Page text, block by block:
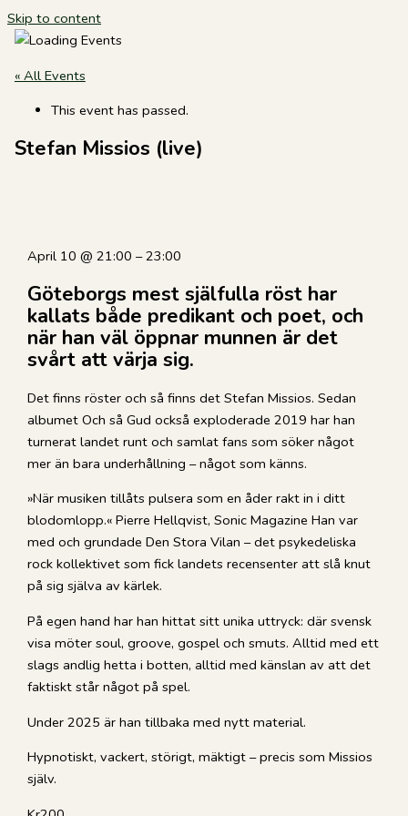
Skip to content
« All Events
This event has passed.
Stefan Missios (live)
April 10@21:00–23:00
Göteborgs mest själfulla röst har
kallats både predikant och poet, och
när han väl öppnar munnen är det
svårt att värja sig.
Det finns röster och så finns det Stefan Missios. Sedan
albumet Och så Gud också exploderade 2019 har han
turnerat landet runt och samlat fans som söker något
mer än bara underhållning – något som känns.
»När musiken tillåts pulsera som en åder rakt in i ditt
blodomlopp.« Pierre Hellqvist, Sonic Magazine Han var
med och grundade Den Stora Vilan – det psykedeliska
rock kollektivet som fick landets recensenter att slå knut
på sig själva av kärlek.
På egen hand har han hittat sitt unika uttryck: där svensk
visa möter soul, groove, gospel och smuts. Alltid med ett
slags andlig hetta i botten, alltid med känslan av att det
faktiskt står något på spel.
Under 2025 är han tillbaka med nytt material.
Hypnotiskt, vackert, störigt, mäktigt – precis som Missios
själv.